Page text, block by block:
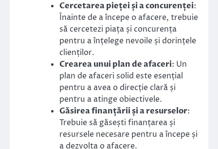
Cercetarea pieței și a concurenței:
Înainte de a începe o afacere, trebuie
să cercetezi piața și concurența
pentru a înțelege nevoile și dorințele
clienților.
Crearea unui plan de afaceri: Un
plan de afaceri solid este esențial
pentru a avea o direcție clară și
pentru a atinge obiectivele.
Găsirea finanțării și a resurselor:
Trebuie să găsești finanțarea și
resursele necesare pentru a începe și
a dezvolta o afacere.